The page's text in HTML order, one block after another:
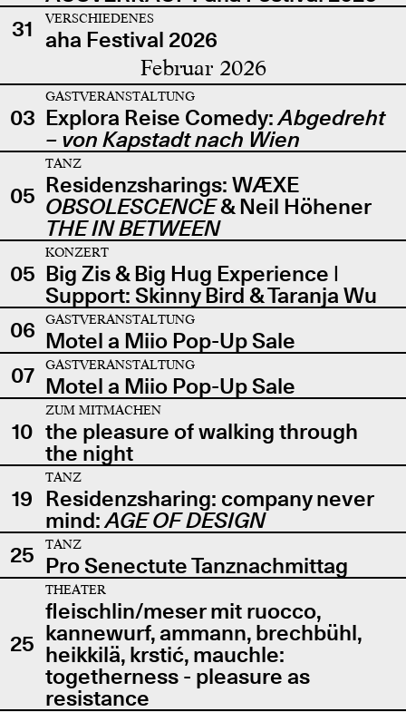
31
VERSCHIEDENES
aha Festival 2026
Februar 2026
03
GASTVERANSTALTUNG
Explora Reise Comedy:Abgedreht
– von Kapstadt nach Wien
05
TANZ
Residenzsharings: WÆXE
OBSOLESCENCE& Neil Höhener
THE IN BETWEEN
05
KONZERT
Big Zis & Big Hug Experience |
Support: Skinny Bird & Taranja Wu
06
GASTVERANSTALTUNG
Motel a Miio Pop-Up Sale
07
GASTVERANSTALTUNG
Motel a Miio Pop-Up Sale
10
ZUM MITMACHEN
the pleasure of walking through
the night
19
TANZ
Residenzsharing: company never
mind:AGE OF DESIGN
25
TANZ
Pro Senectute Tanznachmittag
25
THEATER
fleischlin/meser mit ruocco,
kannewurf, ammann, brechbühl,
heikkilä, krstić, mauchle:
togetherness - pleasure as
resistance